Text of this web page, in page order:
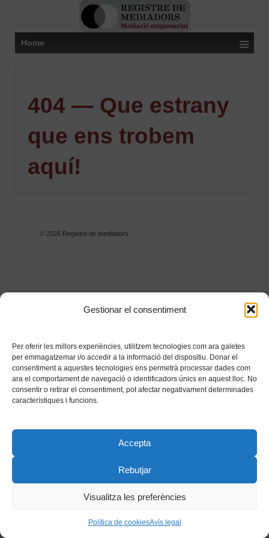
Gestionar el consentiment
Per oferir les millors experiències, utilitzem tecnologies com ara galetes
per emmagatzemar i/o accedir a la informació del dispositiu. Donar el
consentiment a aquestes tecnologies ens permetrà processar dades com
ara el comportament de navegació o identificadors únics en aquest lloc. No
consentir o retirar el consentiment, pot afectar negativament determinades
característiques i funcions.
Accepta
Rebutjar
Visualitza les preferències
Política de cookiesAvís legal
Home ≡
404 — Que estrany
que ens trobem
aquí!
© 2026Registre de mediadors